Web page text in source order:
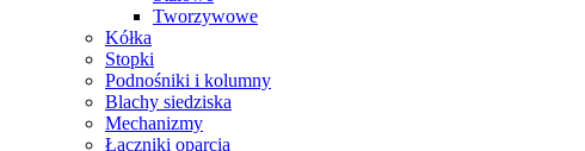
Tworzywowe
Kółka
Stopki
Podnośniki i kolumny
Blachy siedziska
Mechanizmy
Łączniki oparcia